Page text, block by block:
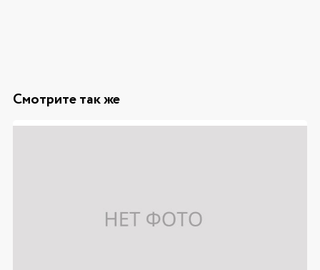
Смотрите так же